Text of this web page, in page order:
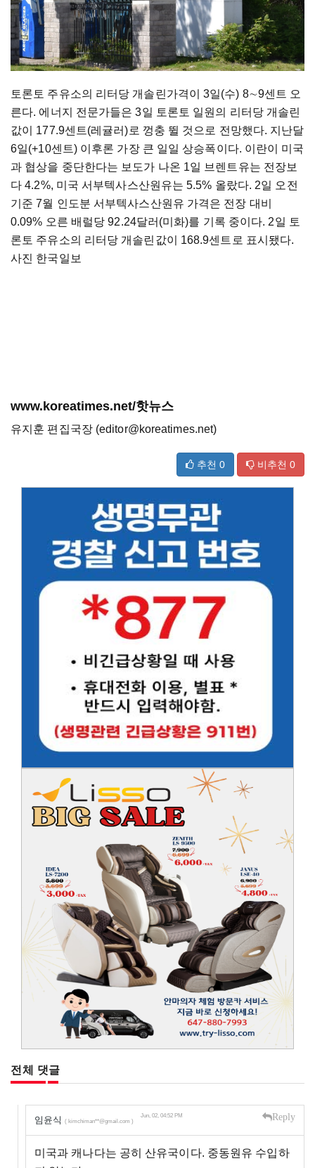
토론토 주유소의 리터당 개솔린가격이 3일(수) 8∼9센트 오
른다. 에너지 전문가들은 3일 토론토 일원의 리터당 개솔린
값이 177.9센트(레귤러)로 껑충 뛸 것으로 전망했다. 지난달
6일(+10센트) 이후론 가장 큰 일일 상승폭이다. 이란이 미국
과 협상을 중단한다는 보도가 나온 1일 브렌트유는 전장보
다 4.2%, 미국 서부텍사스산원유는 5.5% 올랐다. 2일 오전
기준 7월 인도분 서부텍사스산원유 가격은 전장 대비
0.09% 오른 배럴당 92.24달러(미화)를 기록 중이다. 2일 토
론토 주유소의 리터당 개솔린값이 168.9센트로 표시됐다.
사진 한국일보
www.koreatimes.net/핫뉴스
유지훈 편집국장 (editor@koreatimes.net)
추천 0 비추천 0
전체 댓글
임윤식 ( kimchiman**@gmail.com )
Jun, 02, 04:52 PM Reply
미국과 캐나다는 공히 산유국이다. 중동원유 수입하